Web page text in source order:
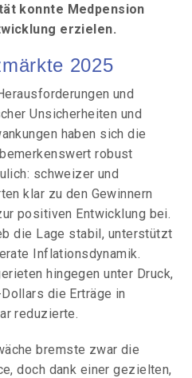
konnte Medpension
erzielen.
2025
und
Unsicherheiten und
haben sich die
robust
schweizerund
klar zu den Gewinnern
positiven Entwicklung bei.
die Lage stabil, unterstützt
Inflationsdynamik.
hingegen unter Druck,
die Erträge in
reduzierte.
bremste zwar die
doch dank einer gezielten,